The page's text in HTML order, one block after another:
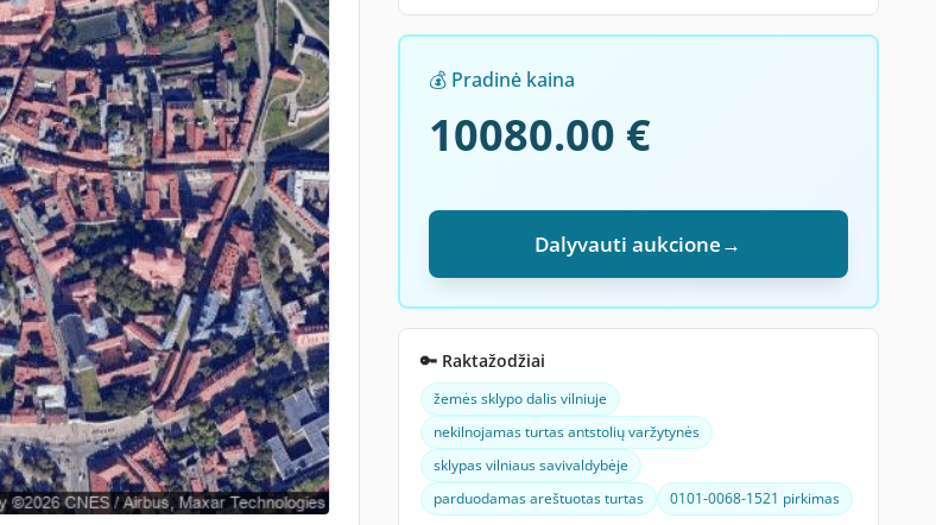
💰 Pradinė kaina
10080.00 €
Dalyvauti aukcione→
🔑 Raktažodžiai
žemės sklypo dalis vilniuje
nekilnojamas turtas antstolių varžytynės
sklypas vilniaus savivaldybėje
parduodamas areštuotas turtas
0101-0068-1521 pirkimas